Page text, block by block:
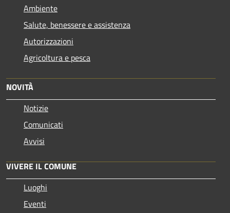
Ambiente
Salute, benessere e assistenza
Autorizzazioni
Agricoltura e pesca
NOVITÀ
Notizie
Comunicati
Avvisi
VIVERE IL COMUNE
Luoghi
Eventi